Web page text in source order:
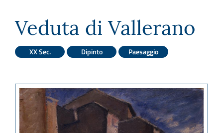
Veduta di Vallerano
XX Sec. Dipinto Paesaggio